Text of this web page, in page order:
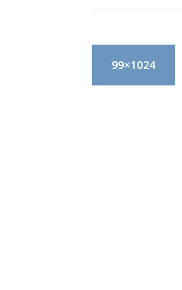
Post
navigation
99×1024